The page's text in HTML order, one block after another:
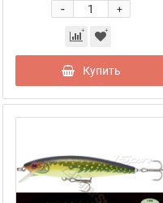
+
-
Купить